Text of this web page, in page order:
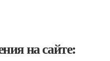
на сайте: